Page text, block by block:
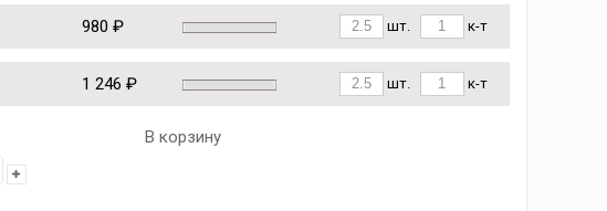
980 ₽ шт. к-т
1 246 ₽ шт. к-т
В корзину